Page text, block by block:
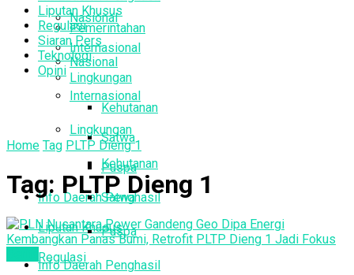
Nasional
Internasional
Lingkungan
Kehutanan
Satwa
Puspa
Info Daerah Penghasil
Liputan Khusus
Regulasi
Pemerintahan
Nasional
Internasional
Lingkungan
Kehutanan
Satwa
Puspa
Info Daerah Penghasil
Liputan Khusus
Regulasi
Siaran Pers
Teknologi
Opini
Home Tag PLTP Dieng 1
Tag: PLTP Dieng 1